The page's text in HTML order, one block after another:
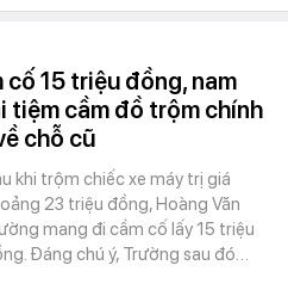
cố 15 triệu đồng, nam
tiệm cầm đồ trộm chính
chỗ cũ
khi trộm chiếc xe máy trị giá
23 triệu đồng, Hoàng Văn
mang đi cầm cố lấy 15 triệu
Đáng chú ý, Trường sau đó…